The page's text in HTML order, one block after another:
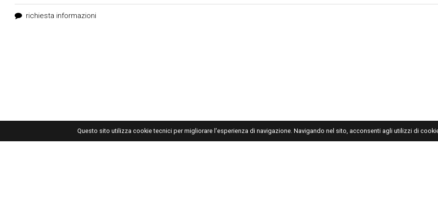
Questo sito utilizza cookie tecnici per migliorare l'esperienza di navigazione. Navigando nel sito, acconsenti agli utilizzi di
richiesta informazioni